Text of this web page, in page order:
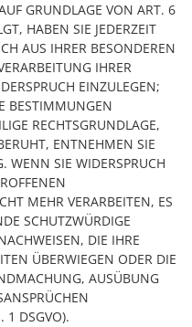
GRUNDLAGE VON ART. 6
HABEN SIE JEDERZEIT
AUS IHRER BESONDEREN
IHRER
EINZULEGEN;
BESTIMMUNGEN
RECHTSGRUNDLAGE,
ENTNEHMEN SIE
WENN SIE WIDERSPRUCH
MEHR VERARBEITEN, ES
SCHUTZWÜRDIGE
DIE IHRE
ÜBERWIEGEN ODER DIE
AUSÜBUNG
1 DSGVO).